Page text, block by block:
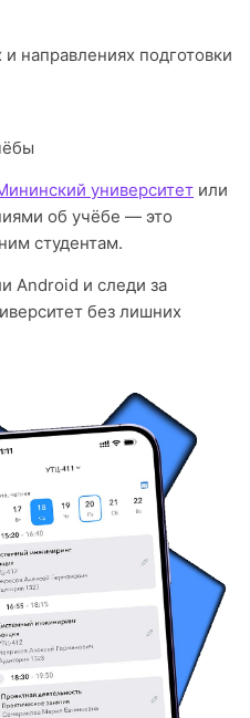
направлениях подготовки
университет или
об учёбе — это
студентам.
Android и следи за
без лишних